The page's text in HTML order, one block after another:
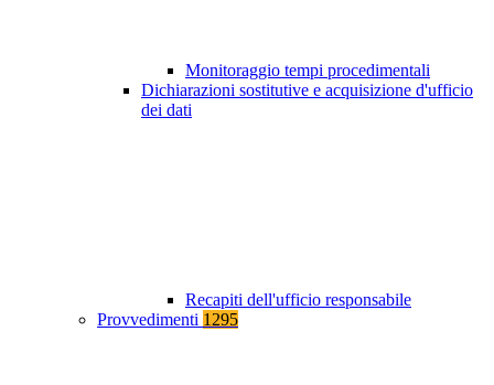
Monitoraggio tempi procedimentali
Dichiarazioni sostitutive e acquisizione d'ufficio
dei dati
Recapiti dell'ufficio responsabile
Provvedimenti 1295